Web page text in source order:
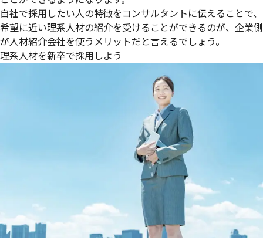
自社で採用したい人の特徴をコンサルタントに伝えることで、
希望に近い理系人材の紹介を受けることができるのが、企業側
が人材紹介会社を使うメリットだと言えるでしょう。
理系人材を新卒で採用しよう